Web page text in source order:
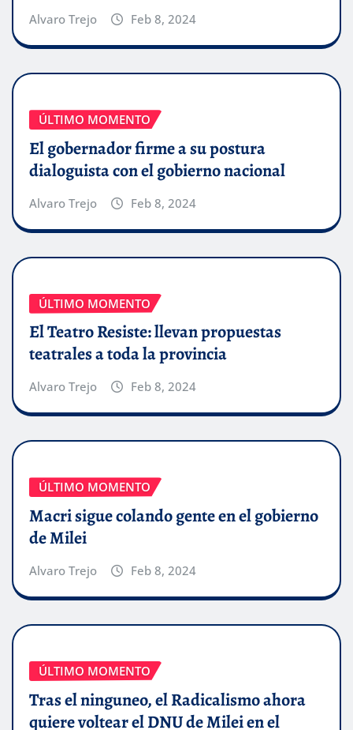
Alvaro Trejo Feb 8, 2024
ÚLTIMO MOMENTO
El gobernador firme a su postura
dialoguista con el gobierno nacional
Alvaro Trejo Feb 8, 2024
ÚLTIMO MOMENTO
El Teatro Resiste: llevan propuestas
teatrales a toda la provincia
Alvaro Trejo Feb 8, 2024
ÚLTIMO MOMENTO
Macri sigue colando gente en el gobierno
de Milei
Alvaro Trejo Feb 8, 2024
ÚLTIMO MOMENTO
Tras el ninguneo, el Radicalismo ahora
quiere voltear el DNU de Milei en el